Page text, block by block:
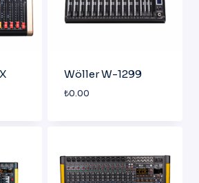
Wöller W-1299
₺0.00